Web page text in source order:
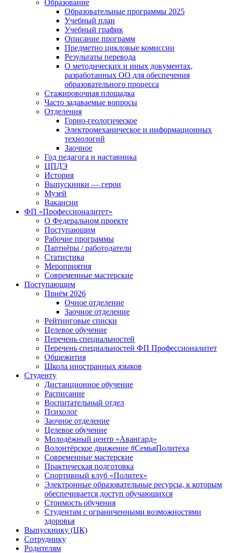
Образование
Образовательные программы 2025
Учебный план
Учебный график
Описание программ
Предметно цикловые комиссии
Результаты перевода
О методических и иных документах,
разработанных ОО для обеспечения
образовательного процесса
Стажировочная площадка
Часто задаваемые вопросы
Отделения
Горно-геологическое
Электромеханическое и информационных
технологий
Заочное
Год педагога и наставника
ЦПДЭ
История
Выпускники — герои
Музей
Вакансии
ФП «Профессионалитет»
О Федеральном проекте
Поступающим
Рабочие программы
Партнёры / работодатели
Статистика
Мероприятия
Современные мастерские
Поступающим
Приём 2026
Очное отделение
Заочное отделение
Рейтинговые списки
Целевое обучение
Перечень специальностей
Перечень специальностей ФП Профессионалитет
Общежития
Школа иностранных языков
Студенту
Дистанционное обучение
Расписание
Воспитательный отдел
Психолог
Заочное отделение
Целевое обучение
Молодёжный центр «Авангард»
Волонтёрское движение #СемьяПолитеха
Современные мастерские
Практическая подготовка
Спортивный клуб «Политех»
Электронные образовательные ресурсы, к которым
обеспечивается доступ обучающихся
Стоимость обучения
Студентам с ограниченными возможностями
здоровья
Выпускнику (ЦК)
Сотруднику
Родителям